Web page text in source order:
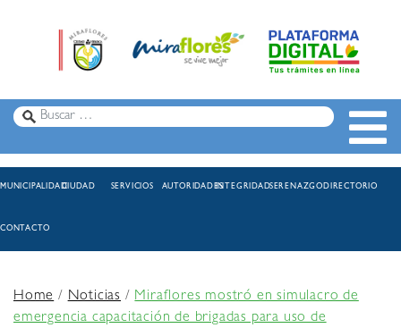
MUNICIPALIDADCIUDAD SERVICIOS AUTORIDADESINTEGRIDADSERENAZGODIRECTORIO
CONTACTO
Home/Noticias /Miraflores mostró en simulacro de
emergencia capacitación de brigadas para uso de